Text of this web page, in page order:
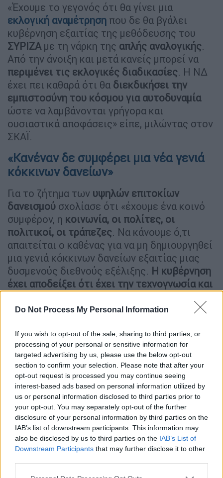
Do Not Process My Personal Information
If you wish to opt-out of the sale, sharing to third parties, or
processing of your personal or sensitive information for
targeted advertising by us, please use the below opt-out
section to confirm your selection. Please note that after your
opt-out request is processed you may continue seeing
interest-based ads based on personal information utilized by
us or personal information disclosed to third parties prior to
your opt-out. You may separately opt-out of the further
disclosure of your personal information by third parties on the
IAB’s list of downstream participants. This information may
also be disclosed by us to third parties on the IAB’s List of
Downstream Participants that may further disclose it to other
Please note that this website/app uses one or more Google
«Έχουμε το γεγονός ότι θα γίνει μια
εκλογική αναμέτρηση που δε θα βγάλει
κυβέρνηση εξαιτίας της μεθόδευσης του
ΣΥΡΙΖΑ με τη νάρκη της απλής αναλογικής.
Από την άνοιξη και μετά κανείς μπορεί να
περιμένει τις εκλογικές διαδικασίες. Η ΝΔ
έχει πει καθαρά ότι θα διεκδικήσει την
εμπιστοσύνη του κόσμου για αυτοδυναμία
ώστε να λαμβάνονται γρήγορα και
ουσιαστικά αποφάσεις» είπε, μιλώντας στον
ΣΚΑΪ.
«Κανέναν δε συμφέρει μια νέα γενιά
κόκκινων δανείων»
Για το ζήτημα των υψηλών επιτοκίων
δανεισμού σχολίασε ότι «έχουμε ένα κοινό
συμφέρον, η κοινωνία, οι πολίτες, οι
πολιτικοί, οι τράπεζες. Να κάνουμε ό,τι
απαιτείται ο καθένας για να μη δημιουργηθεί
μια γενιά κόκκινων δανείων εξαιτίας μιας
δυσμενούς διεθνούς εξέλιξης. Η κυβέρνηση
έχει αποδείξει ότι έχει την τεχνογνωσία και
ότι δυνατόν για να αποφευχθεί αυτή η
Όπως επισήμανε οΓιάννης Οικονόμου,
«κανέναν δε συμφέρει μια νέα γενιά
κόκκινων δανείων, την οικονομία ούτε το
τραπεζικό σύστημα.Περιμένουμε μέσα στις
επόμενες δύο εβδομάδες συγκεκριμένες
προτάσεις και θέσεις από το τραπεζικό
σύστημα...Πρέπει να κάνουμε ο καθένας από
την πλευρά του ό,τι απαιτείται, και αυτή την
ώρα οι τράπεζες πρέπει να συνεισφέρουν